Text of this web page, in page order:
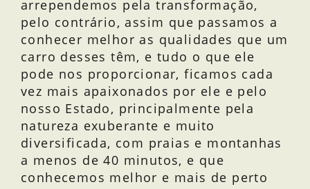
arrependemos pela transformação,
pelo contrário, assim que passamos a
conhecer melhor as qualidades que um
carro desses têm, e tudo o que ele
pode nos proporcionar, ficamos cada
vez mais apaixonados por ele e pelo
nosso Estado, principalmente pela
natureza exuberante e muito
diversificada, com praias e montanhas
a menos de 40 minutos, e que
conhecemos melhor e mais de perto